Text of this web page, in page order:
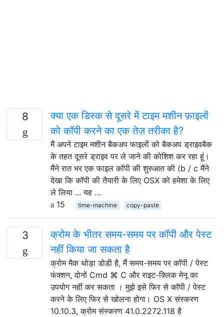
8
क्या एक डिस्क से दूसरे में टाइम मशीन फ़ाइलों
को कॉपी करने का एक तेज़ तरीका है?
मैं अपने टाइम मशीन बैकअप फाइलों को बैकअप ड्राइवबैक
के तहत दूसरे ड्राइव पर ले जाने की कोशिश कर रहा हूं।
मैंने रात भर एक फाइल कॉपी की शुरुआत की (b / c मैंने
देखा कि कॉपी की तैयारी के लिए OSX को हमेशा के लिए
ले लिया ... यह …
15
time-machine copy-paste
3
क्रोम के भीतर समय-समय पर कॉपी और पेस्ट
नहीं किया जा सकता है
क्रोम मैक थोड़ा डोडी है, मैं समय-समय पर कॉपी / पेस्ट
फंक्शन, दोनों Cmd ⌘ C और राइट-क्लिक मेनू का
उपयोग नहीं कर सकता । मुझे इसे फिर से कॉपी / पेस्ट
करने के लिए फिर से खोलना होगा। OS X संस्करण
10.10.3, क्रोम संस्करण 41.0.2272.118 है